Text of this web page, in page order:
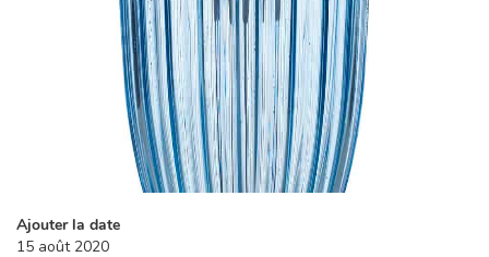
Ajouter la date
15 août 2020